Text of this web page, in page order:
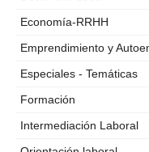
Economía-RRHH
Emprendimiento y
Especiales - Temáticas
Formación
Intermediación Laboral